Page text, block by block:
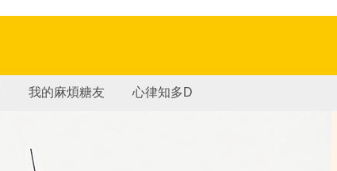
我的麻煩糖友 心律知多D